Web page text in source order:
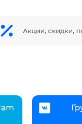
Акции, скидки,